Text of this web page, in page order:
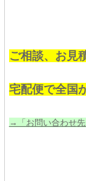
ご相談、お見
宅配便で全国
→「お問い合わせ先